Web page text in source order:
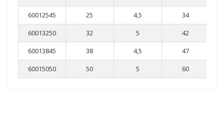
60012545
25 4,5
34
60013250
32 5
42
60013845
38 4,5
47
60015050
50 5 60